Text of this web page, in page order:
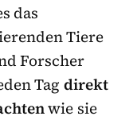
das
Tiere
Forscher
Tagdirekt
wie sie